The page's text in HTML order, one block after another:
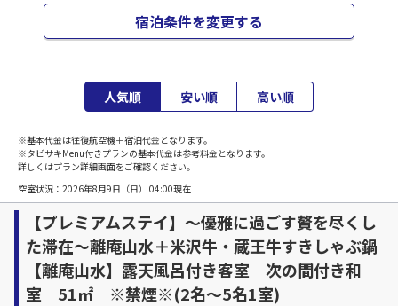
宿泊条件を変更する
人気順 安い順 高い順
※基本代金は往復航空機＋宿泊代金となります。
※タビサキMenu付きプランの基本代金は参考料金となります。
詳しくはプラン詳細画面をご確認ください。
空室状況： 2026年8月9日（日） 04:00現在
【プレミアムステイ】～優雅に過ごす贅を尽くし
た滞在～離庵山水＋米沢牛・蔵王牛すきしゃぶ鍋
【離庵山水】露天風呂付き客室 次の間付き和
室 51㎡ ※禁煙※(2名～5名1室)